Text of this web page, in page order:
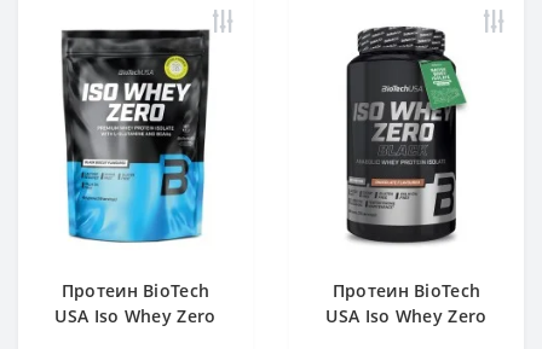
Протеин BioTech
USA Iso Whey Zero
Протеин BioTech
USA Iso Whey Zero